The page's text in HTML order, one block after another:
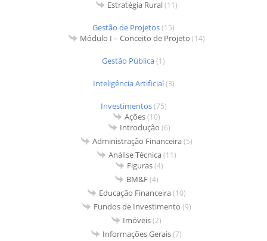
Estratégia Rural(11)
Gestão de Projetos(15)
Módulo I – Conceito de Projeto (14)
Gestão Pública(1)
Inteligência Artificial(3)
Investimentos(75)
Ações(10)
Introdução (6)
Administração Financeira(5)
Análise Técnica(11)
Figuras(4)
BM&F(4)
Educação Financeira(10)
Fundos de Investimento (9)
Imóveis(2)
Informações Gerais(7)